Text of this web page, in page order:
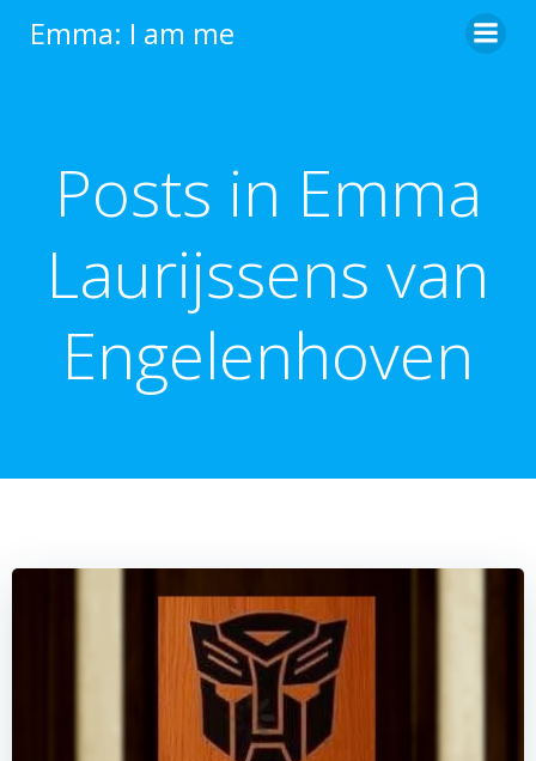
Emma: I am me
Posts in Emma
Laurijssens van
Engelenhoven